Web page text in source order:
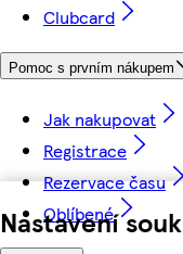
Nastavení
Clubcard
Pomoc s prvním nákupem
Jak nakupovat
Registrace
Rezervace času
Oblíbené